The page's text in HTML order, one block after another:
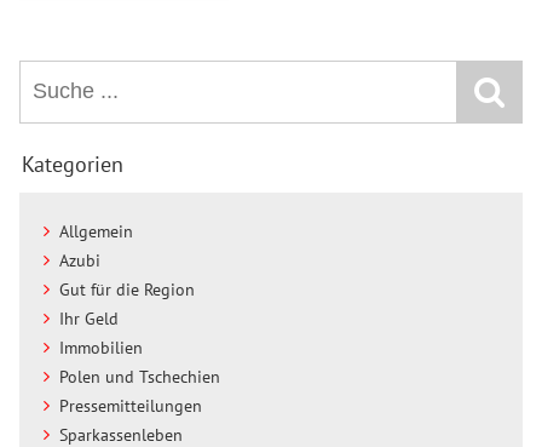
Kategorien
Allgemein
Azubi
Gut für die Region
Ihr Geld
Immobilien
Polen und Tschechien
Pressemitteilungen
Sparkassenleben